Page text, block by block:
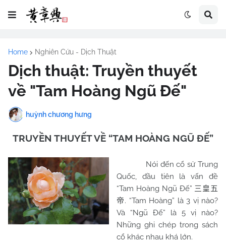
Home Nghiên Cứu - Dịch Thuật
Dịch thuật: Truyền thuyết
về "Tam Hoàng Ngũ Đế"
huỳnh chương hưng
TRUYỀN THUYẾT VỀ “TAM HOÀNG NGŨ ĐẾ”
Nói đến cổ sử Trung
Quốc, đầu tiên là vấn đề
“Tam Hoàng Ngũ Đế” 三皇五
帝. “Tam Hoàng” là 3 vị nào?
Và “Ngũ Đế” là 5 vị nào?
Những ghi chép trong sách
cổ khác nhau khá lớn.